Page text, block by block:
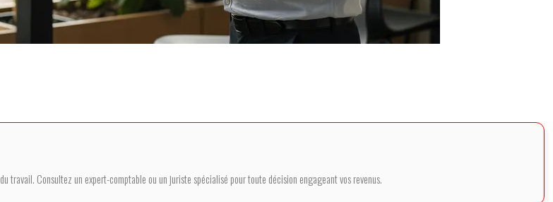
Consultez un expert-comptable ou un juriste spécialisé pour toute décision engageant vos revenus.